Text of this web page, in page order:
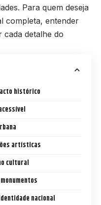
Para quem deseja
completa, entender
cada detalhe do
histórico
artísticas
cultural
nacional